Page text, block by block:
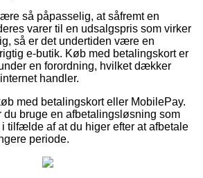
så påpasselig, at såfremt en
varer til en udsalgspris som virker
så er det undertiden være en
e-butik. Køb med betalingskort er
en forordning, hvilket dækker
handler.
med betalingskort eller MobilePay.
du bruge en afbetalingsløsning som
tilfælde af at du higer efter at afbetale
periode.